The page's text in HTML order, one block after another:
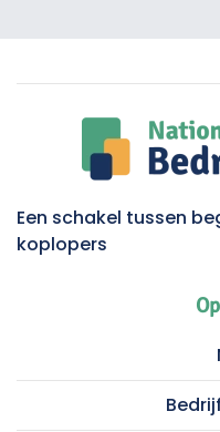
Een schakel tussen
koplopers